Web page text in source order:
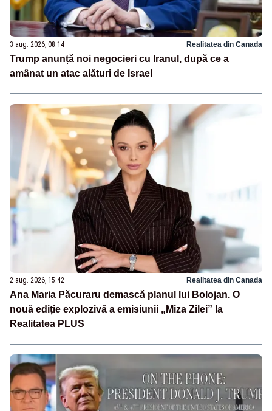
3 aug. 2026, 08:14 Realitatea din Canada
Trump anunță noi negocieri cu Iranul, după ce a
amânat un atac alături de Israel
2 aug. 2026, 15:42 Realitatea din Canada
Ana Maria Păcuraru demască planul lui Bolojan. O
nouă ediție explozivă a emisiunii „Miza Zilei” la
Realitatea PLUS